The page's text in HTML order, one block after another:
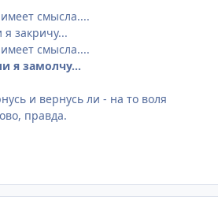
смысла....
я закричу...
смысла....
я замолчу...
и вернусь ли - на то воля
правда.